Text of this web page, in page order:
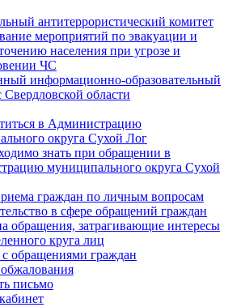
антитеррористический комитет
мероприятий по эвакуации и
населения при угрозе и
ЧС
информационно-образовательный
Свердловской области
в Администрацию
округа Сухой Лог
знать при обращении в
муниципального округа Сухой
граждан по личным вопросам
в сфере обращений граждан
обращения, затрагивающие интересы
круга лиц
обращениями граждан
письмо